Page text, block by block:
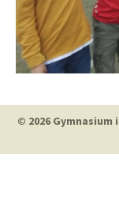
© 2026 Gymnasium